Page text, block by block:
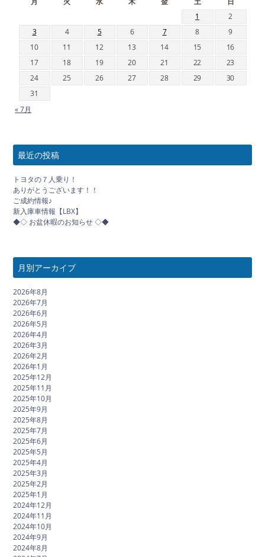
1
2
3
4 5 6 7 8
9
10
11 12 13 14 15
16
17
18 19 20 21 22
23
24
25 26 27 28 29
30
31
« 7月
最近の投稿
トヨタの７人乗り！
ありがとうございます！！
ご成約情報♪
新入庫車情報【LBX】
◆◇ お盆休暇のお知らせ ◇◆
月別アーカイブ
2026年8月
2026年7月
2026年6月
2026年5月
2026年4月
2026年3月
2026年2月
2026年1月
2025年12月
2025年11月
2025年10月
2025年9月
2025年8月
2025年7月
2025年6月
2025年5月
2025年4月
2025年3月
2025年2月
2025年1月
2024年12月
2024年11月
2024年10月
2024年9月
2024年8月